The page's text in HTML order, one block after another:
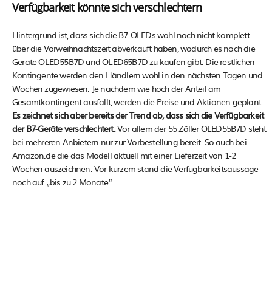
Verfügbarkeit könnte sich verschlechtern
Hintergrund ist, dass sich die B7-OLEDs wohl noch nicht komplett
über die Vorweihnachtszeit abverkauft haben, wodurch es noch die
Geräte OLED55B7D und OLED65B7D zu kaufen gibt. Die restlichen
Kontingente werden den Händlern wohl in den nächsten Tagen und
Wochen zugewiesen. Je nachdem wie hoch der Anteil am
Gesamtkontingent ausfällt, werden die Preise und Aktionen geplant.
Es zeichnet sich aber bereits der Trend ab, dass sich die Verfügbarkeit
der B7-Geräte verschlechtert.Vor allem der 55 Zöller OLED55B7D steht
bei mehreren Anbietern nur zur Vorbestellung bereit. So auch bei
Amazon.de die das Modell aktuell mit einer Lieferzeit von 1-2
Wochen auszeichnen. Vor kurzem stand die Verfügbarkeitsaussage
noch auf „bis zu 2 Monate“.